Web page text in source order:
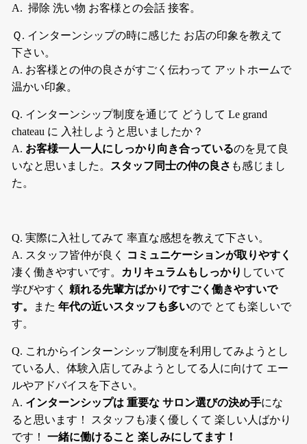
A. 掃除 洗い物 お客様との会話 接客。
Ｑ. インターンシップの時に感じた お店の印象を教えて
下さい。
A. お客様との仲の良さがすごく伝わって アットホームで
温かい印象。
Q. インターンシップ制度を通じて どうして Le grand
chateau に 入社しようと思いましたか？
A. お客様一人一人にしっかり向き合っているのを見て良
いなと思いました。
スタッフ同士の仲の良さ も感じまし
た。
Q. 実際に入社してみて 率直な感想を教えて下さい。
A. スタッフ皆仲が良く
コミュニケーションが取りやすく
凄く働きやすいです。
カリキュラムもしっかり していて
学びやすく 頼れる先輩方ばかりですごく働きやすいで
す。
また年代の近いスタッフも多いので とても楽しいで
す。
Q. これからインターンシップ制度を利用してみようとし
ている人、体験入店してみようとしてる人に向けて エー
ルやアドバイスを下さい。
A. インターンシップは 重要な サロン選びの決め手にな
ると思います！ スタッフも凄く優しくて 楽しい人ばかり
です！一緒に働けること 楽しみにしてます！